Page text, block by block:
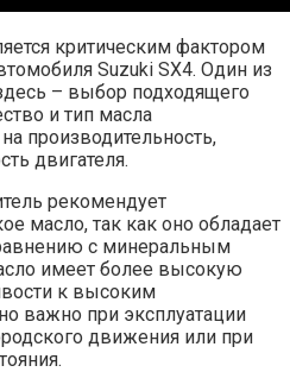
критическим фактором
Suzuki SX4. Один из
– выбор подходящего
и тип масла
производительность,
двигателя.
рекомендует
масло, так как оно обладает
с минеральным
имеет более высокую
к высоким
важно при эксплуатации
движения или при